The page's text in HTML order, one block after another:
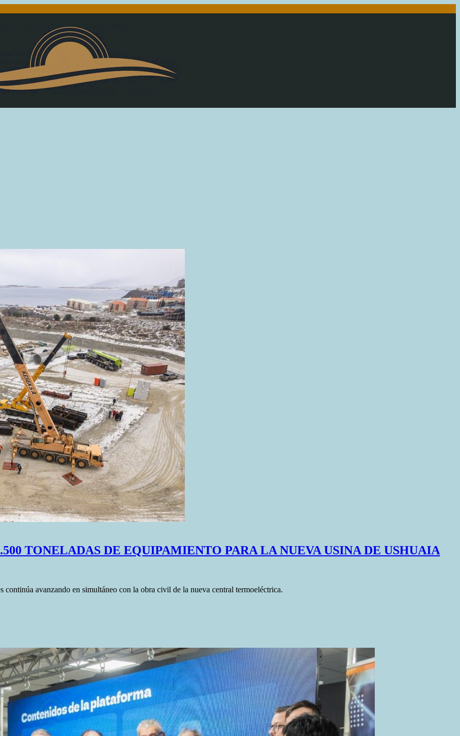
TONELADAS DE EQUIPAMIENTO PARA LA NUEVA USINA DE USHUAIA
avanzando en simultáneo con la obra civil de la nueva central termoeléctrica.